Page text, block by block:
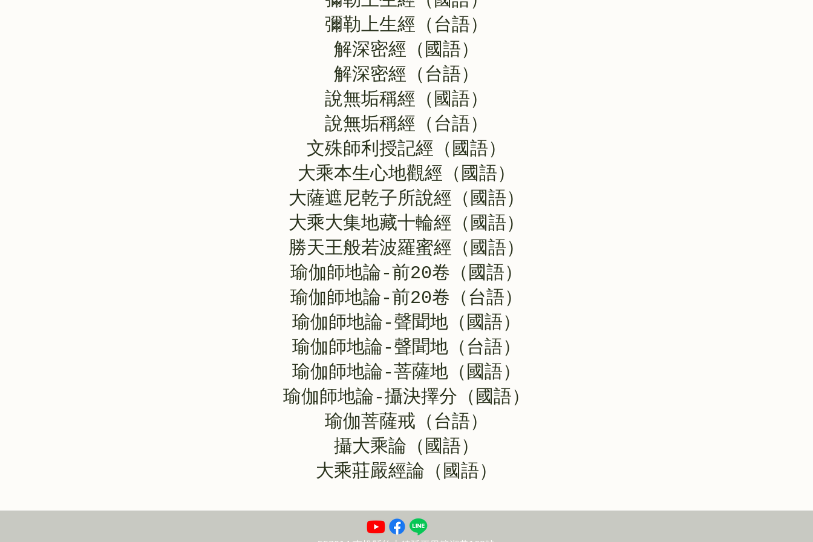
彌勒上生經（台語）
解深密經（國語）
解深密經（台語）
說無垢稱經（國語）
說無垢稱經（台語）
文殊師利授記經（國語）
大乘本生心地觀經（國語）
大薩遮尼乾子所說經（國語）
大乘大集地藏十輪經（國語）
勝天王般若波羅蜜經（國語）
瑜伽師地論-前20卷（國語）
瑜伽師地論-前20卷（台語）
瑜伽師地論-聲聞地（國語）
瑜伽師地論-聲聞地（台語）
瑜伽師地論-菩薩地（國語）
瑜伽師地論-攝決擇分（國語）
瑜伽菩薩戒（台語）
攝大乘論（國語）
大乘莊嚴經論（國語）